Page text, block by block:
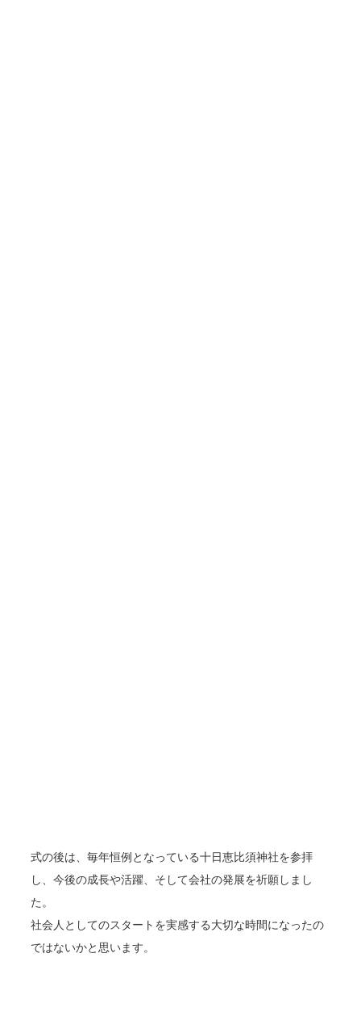
式の後は、毎年恒例となっている十日恵比須神社を参拝
し、今後の成長や活躍、そして会社の発展を祈願しまし
た。
社会人としてのスタートを実感する大切な時間になったの
ではないかと思います。